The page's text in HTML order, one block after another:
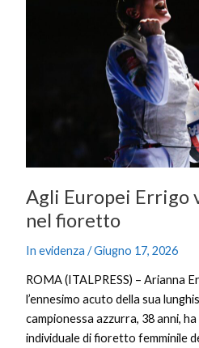
Agli Europei Errigo
nel fioretto
In evidenza /Giugno 17, 2026
ROMA (ITALPRESS) – Arianna
l’ennesimo acuto della sua
campionessa azzurra, 38 anni,
individuale di fioretto femminile